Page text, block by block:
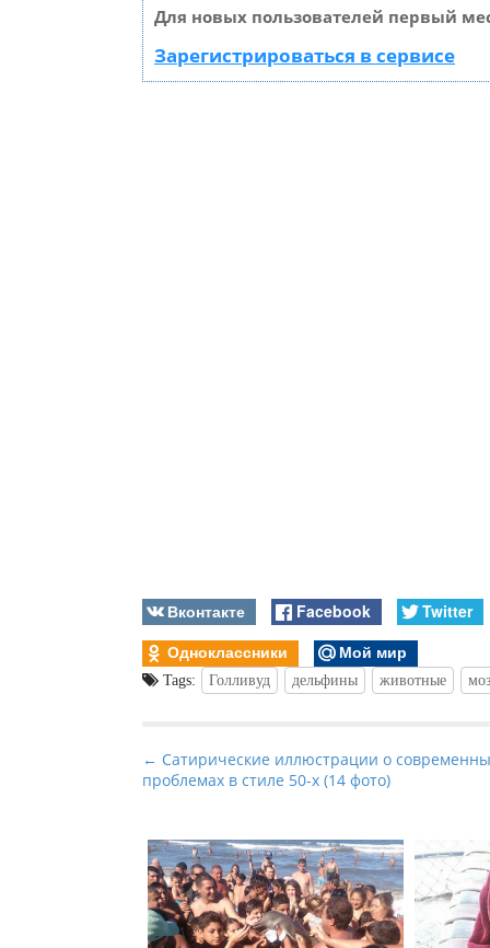
Для новых пользователей первый
Зарегистрироваться в сервисе
Вконтакте Facebook
Twitter
Одноклассники
Мой мир
Tags: Голливуд дельфины животные
P
o
t
n
a
v
← Сатирические иллюстрации о
проблемах в стиле 50-х (14 фото)